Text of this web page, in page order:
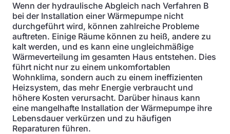
Wenn der hydraulische Abgleich nach Verfahren B
bei der Installation einer Wärmepumpe nicht
durchgeführt wird, können zahlreiche Probleme
auftreten. Einige Räume können zu heiß, andere zu
kalt werden, und es kann eine ungleichmäßige
Wärmeverteilung im gesamten Haus entstehen. Dies
führt nicht nur zu einem unkomfortablen
Wohnklima, sondern auch zu einem ineffizienten
Heizsystem, das mehr Energie verbraucht und
höhere Kosten verursacht. Darüber hinaus kann
eine mangelhafte Installation der Wärmepumpe ihre
Lebensdauer verkürzen und zu häufigen
Reparaturen führen.